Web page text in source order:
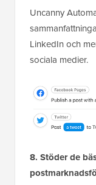
Uncanny
LinkedIn och
sociala medier.
8. Stöder de